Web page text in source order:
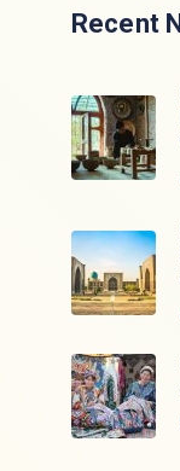
Recent